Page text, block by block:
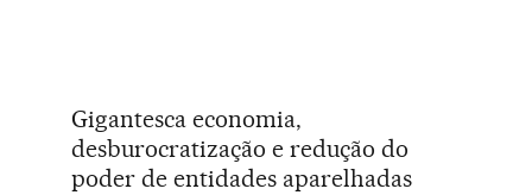
Gigantesca economia,
desburocratização e redução do
poder de entidades aparelhadas